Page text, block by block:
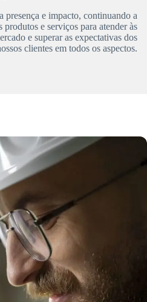
presença e impacto, continuando a
e serviços para atender às
e superar as expectativas dos
clientes em todos os aspectos.